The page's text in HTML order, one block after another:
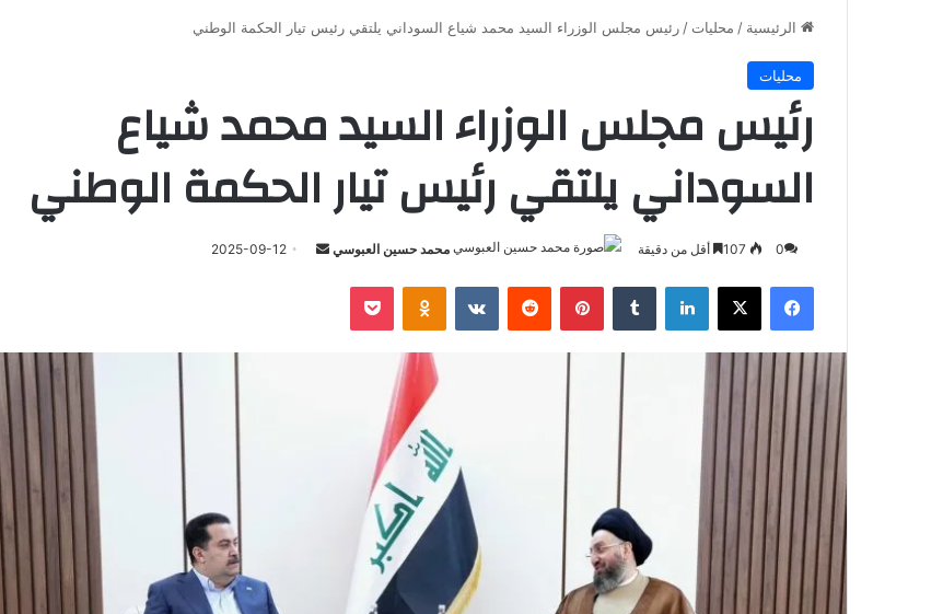
الرئيسية / محليات / رئيس مجلس الوزراء السيد محمد شياع السوداني يلتقي رئيس تيار الحكمة الوطني
محليات
رئيس مجلس الوزراء السيد محمد شياع
السوداني يلتقي رئيس تيار الحكمة الوطني
محمد حسين العبوسي
أرسل 2025-09-12 0 أقل من دقيقة
فيسبوك ‫X لينكدإن بينتيريست Odnoklassniki
‫Pocket